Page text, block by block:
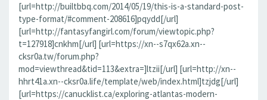
[url=http://builtbbq.com/2014/05/19/this-is-a-standard-post-
type-format/#comment-208616]pqydd[/url]
[url=http://fantasyfangirl.com/forum/viewtopic.php?
t=127918]cnkhm[/url] [url=https://xn--s7qx62a.xn--
cksr0a.tw/forum.php?
mod=viewthread&tid=113&extra=]ltzii[/url] [url=http://xn--
hhrt41a.xn--cksr0a.life/template/web/index.html]tzjdg[/url]
[url=https://canucklist.ca/exploring-atlantas-modern-